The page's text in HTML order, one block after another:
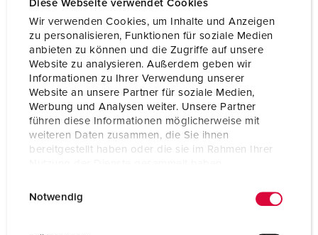
Diese Webseite verwendet Cookies
Wir verwenden Cookies, um Inhalte und Anzeigen
zu personalisieren, Funktionen für soziale Medien
anbieten zu können und die Zugriffe auf unsere
Website zu analysieren. Außerdem geben wir
Informationen zu Ihrer Verwendung unserer
Website an unsere Partner für soziale Medien,
Werbung und Analysen weiter. Unsere Partner
führen diese Informationen möglicherweise mit
weiteren Daten zusammen, die Sie ihnen
bereitgestellt haben oder die sie im Rahmen Ihrer
Notwendig
Produktinfoblatt
Cepex-Wandsteckdose, lichtgrau 4808
PDF, 445 KB
CAD-Daten STP
Cepex-Wandsteckdose, lichtgrau 4808
CAD-Daten 3D-DWG
Cepex-Wandsteckdose, lichtgrau 4808
ZIP, 716 KB
PNG, 179 KB